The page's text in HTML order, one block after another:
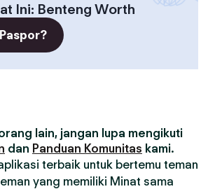
Ini: Benteng Worth
lain, jangan lupa mengikuti
dan Panduan Komunitas kami.
terbaik untuk bertemu teman
yang memiliki Minat sama